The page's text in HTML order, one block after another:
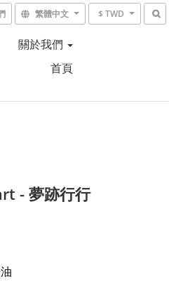
繁體中文 $ TWD
關於我們
首頁
- 夢跡行行